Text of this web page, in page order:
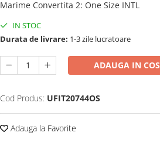
Marime Convertita 2: One Size INTL
IN STOC
Durata de livrare: 1-3 zile lucratoare
ADAUGA IN COS
Cod Produs: UFIT20744OS
Adauga la Favorite